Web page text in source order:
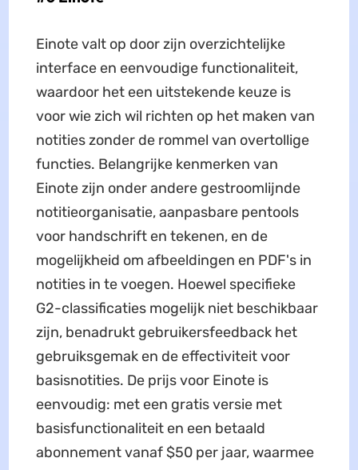
Einote valt op door zijn overzichtelijke
interface en eenvoudige functionaliteit,
waardoor het een uitstekende keuze is
voor wie zich wil richten op het maken van
notities zonder de rommel van overtollige
functies. Belangrijke kenmerken van
Einote zijn onder andere gestroomlijnde
notitieorganisatie, aanpasbare pentools
voor handschrift en tekenen, en de
mogelijkheid om afbeeldingen en PDF's in
notities in te voegen. Hoewel specifieke
G2-classificaties mogelijk niet beschikbaar
zijn, benadrukt gebruikersfeedback het
gebruiksgemak en de effectiviteit voor
basisnotities. De prijs voor Einote is
eenvoudig: met een gratis versie met
basisfunctionaliteit en een betaald
abonnement vanaf $50 per jaar, waarmee